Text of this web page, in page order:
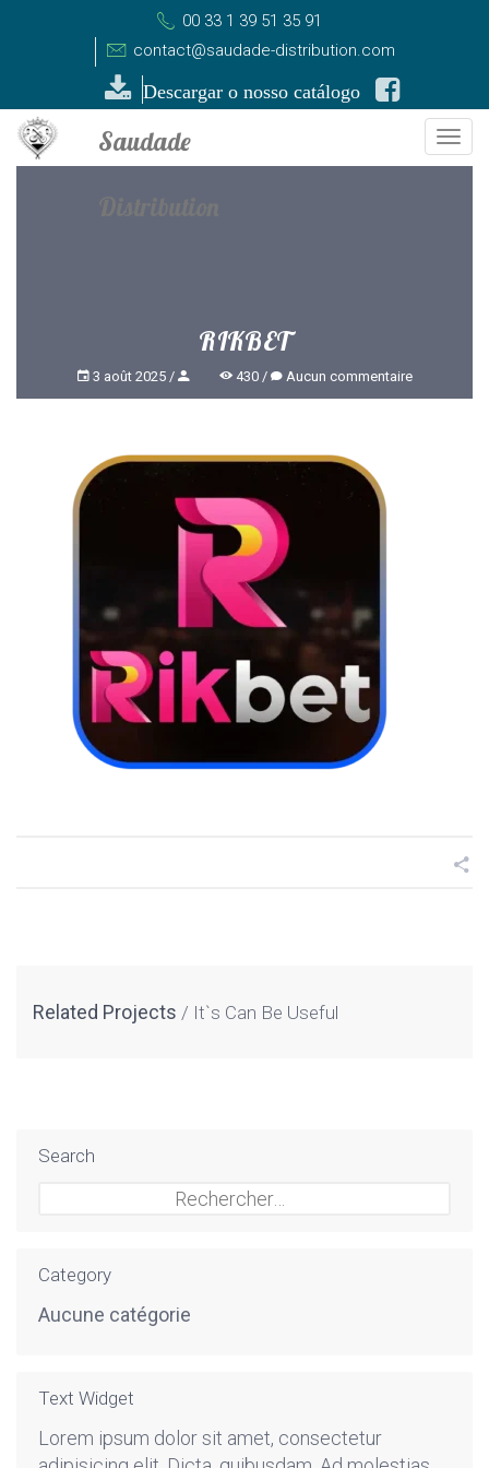
00 33 1 39 51 35 91
contact@saudade-distribution.com
Descargar o nosso catálogo
RIKBET
3 août 2025 430 Aucun commentaire
Related Projects It`s Can Be Useful
Search
Category
Aucune catégorie
Text Widget
Lorem ipsum dolor sit amet, consectetur